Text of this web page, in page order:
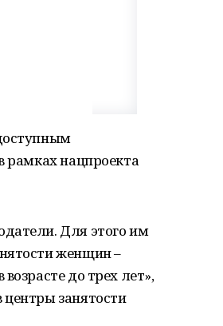
рамках нацпроекта
Для этого им
женщин –
до трех лет»,
занятости